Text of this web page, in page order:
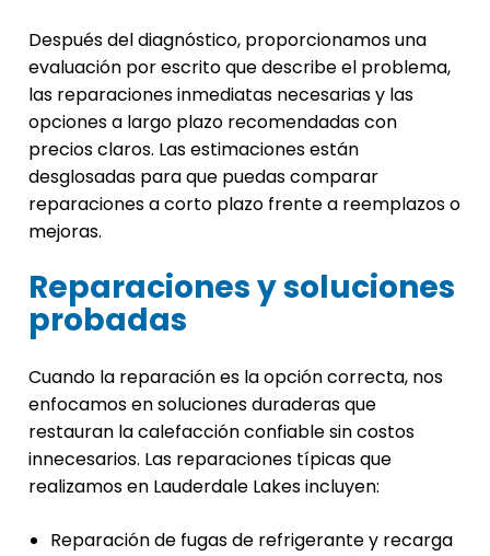
Después del diagnóstico, proporcionamos una
evaluación por escrito que describe el problema,
las reparaciones inmediatas necesarias y las
opciones a largo plazo recomendadas con
precios claros. Las estimaciones están
desglosadas para que puedas comparar
reparaciones a corto plazo frente a reemplazos o
mejoras.
Reparaciones y soluciones
probadas
Cuando la reparación es la opción correcta, nos
enfocamos en soluciones duraderas que
restauran la calefacción confiable sin costos
innecesarios. Las reparaciones típicas que
realizamos en Lauderdale Lakes incluyen:
Reparación de fugas de refrigerante y recarga